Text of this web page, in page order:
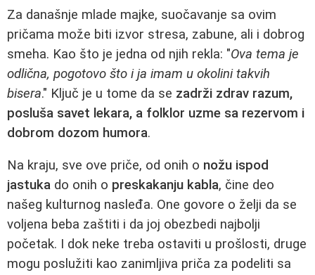
Za današnje mlade majke, suočavanje sa ovim
pričama može biti izvor stresa, zabune, ali i dobrog
smeha. Kao što je jedna od njih rekla: "Ova tema je
odlična, pogotovo što i ja imam u okolini takvih
bisera." Ključ je u tome da se zadrži zdrav razum,
posluša savet lekara, a folklor uzme sa rezervom i
dobrom dozom humora.
Na kraju, sve ove priče, od onih o nožu ispod
jastuka do onih o preskakanju kabla, čine deo
našeg kulturnog nasleđa. One govore o želji da se
voljena beba zaštiti i da joj obezbedi najbolji
početak. I dok neke treba ostaviti u prošlosti, druge
mogu poslužiti kao zanimljiva priča za podeliti sa